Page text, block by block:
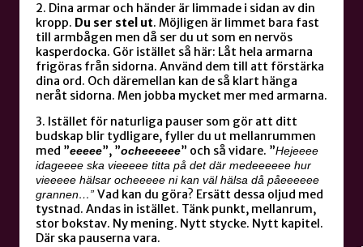
2. Dina armar och händer är limmade i sidan av din
kropp. Du ser stel ut. Möjligen är limmet bara fast
till armbågen men då ser du ut som en nervös
kasperdocka. Gör istället så här: Låt hela armarna
frigöras från sidorna. Använd dem till att förstärka
dina ord. Och däremellan kan de så klart hänga
neråt sidorna. Men jobba mycket mer med armarna.
3. Istället för naturliga pauser som gör att ditt
budskap blir tydligare, fyller du ut mellanrummen
med ”eeeee”, ”ocheeeeee” och så vidare. ”Hejeeee
idageeee ska vieeeee titta på det där medeeeeee hur
vieeeee hälsar ocheeeee ni kan väl hälsa då påeeeeee
grannen…” Vad kan du göra? Ersätt dessa oljud med
tystnad. Andas in istället. Tänk punkt, mellanrum,
stor bokstav. Ny mening. Nytt stycke. Nytt kapitel.
Där ska pauserna vara.